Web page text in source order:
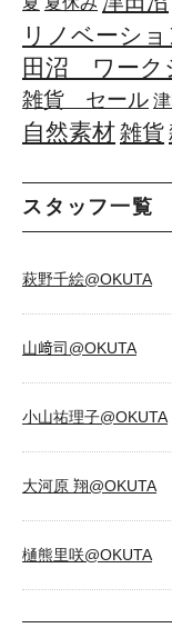
リノベーショ
田沼 ワーク
雑貨 セール
自然素材雑貨
スタッフ一覧
萩野千絵@OKUTA
山﨑司@OKUTA
小山祐理子@OKUTA
大河原 翔@OKUTA
樋熊里咲@OKUTA